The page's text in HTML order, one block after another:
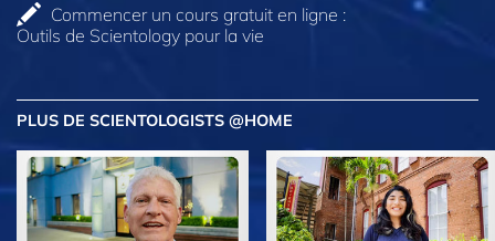
Commencer un cours gratuit en ligne :
Outils de Scientology pour la vie
PLUS DE SCIENTOLOGISTS @HOME